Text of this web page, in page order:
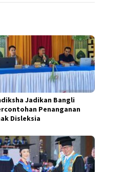
Jadikan Bangli
Penanganan
Disleksia